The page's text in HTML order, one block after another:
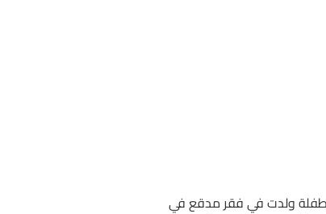
طفلة ولدت في فقر مدقع في